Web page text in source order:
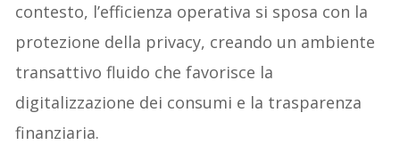
contesto, l’efficienza operativa si sposa con la
protezione della privacy, creando un ambiente
transattivo fluido che favorisce la
digitalizzazione dei consumi e la trasparenza
finanziaria.